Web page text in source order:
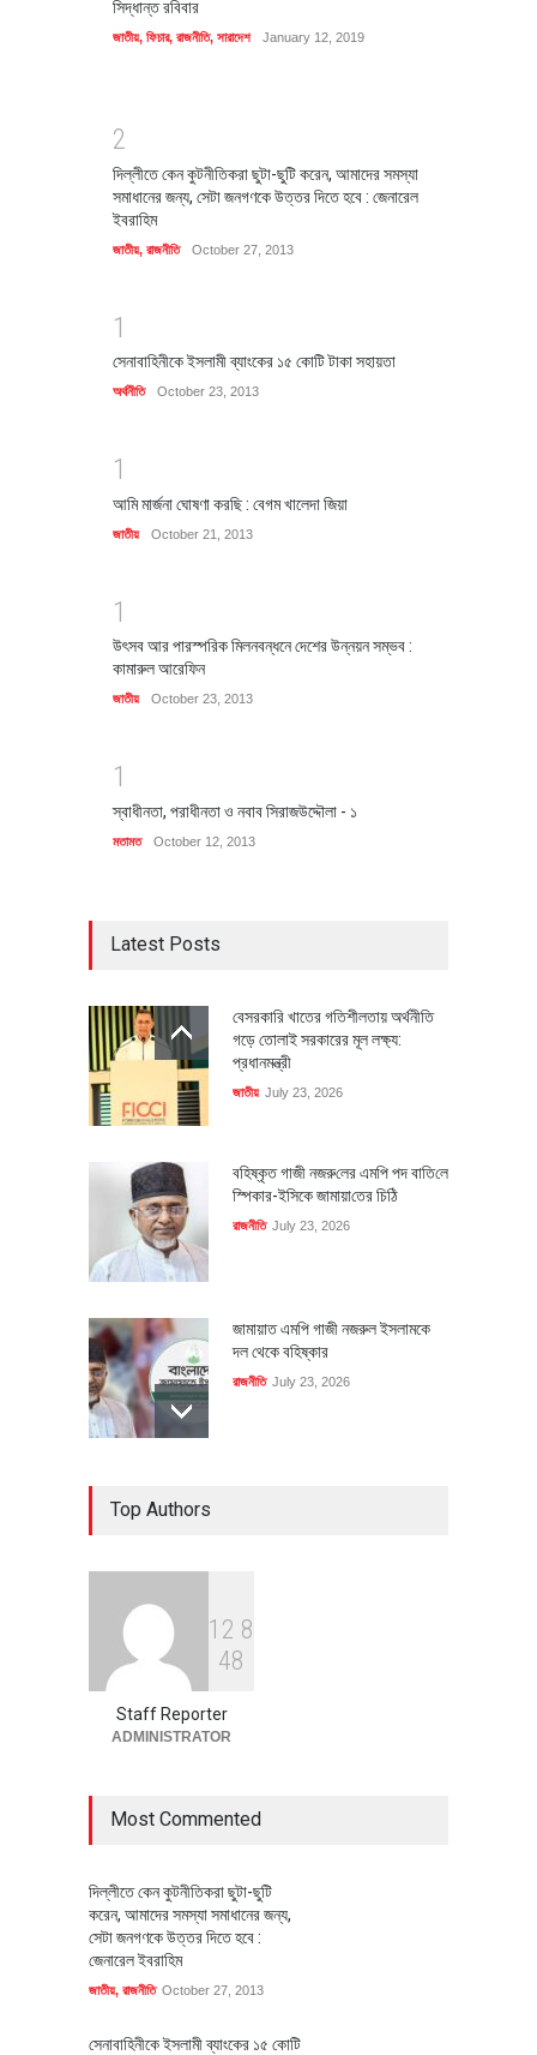
সিদ্ধান্ত রবিবার
জাতীয়, ফিচার, রাজনীতি, সারাদেশ January 12, 2019
2
দিল্লীতে কেন কুটনীতিকরা ছুটা-ছুটি করেন, আমাদের সমস্যা
সমাধানের জন্য, সেটা জনগণকে উত্তর দিতে হবে : জেনারেল
ইবরাহিম
জাতীয়, রাজনীতি October 27, 2013
1
সেনাবাহিনীকে ইসলামী ব্যাংকের ১৫ কোটি টাকা সহায়তা
অর্থনীতি October 23, 2013
1
আমি মার্জনা ঘোষণা করছি : বেগম খালেদা জিয়া
জাতীয় October 21, 2013
1
উৎসব আর পারস্পরিক মিলনবন্ধনে দেশের উন্নয়ন সম্ভব :
কামারুল আরেফিন
জাতীয় October 23, 2013
1
স্বাধীনতা, পরাধীনতা ও নবাব সিরাজউদ্দৌলা - ১
মতামত October 12, 2013
Latest Posts
বেসরকারি খাতের গতিশীলতায় অর্থনীতি
গড়ে তোলাই সরকারের মূল লক্ষ্য:
প্রধানমন্ত্রী
জাতীয় July 23, 2026
বহিষ্কৃত গাজী নজরু‌লের এম‌পি পদ বা‌তি‌লে
স্পিকার-ইসিকে জামায়া‌তের চি‌ঠি
রাজনীতি July 23, 2026
জামায়াত এমপি গাজী নজরুল ইসলামকে
দল থেকে বহিষ্কার
রাজনীতি July 23, 2026
বৈশ্বিক প্রতিযোগিতা সক্ষমতা বাড়াতে
পোশাক শিল্পে নতুন উদ্যোগ
Top Authors
1 2 8
48
Staff Reporter
ADMINISTRATOR
Most Commented
দিল্লীতে কেন কুটনীতিকরা ছুটা-ছুটি
করেন, আমাদের সমস্যা সমাধানের জন্য,
সেটা জনগণকে উত্তর দিতে হবে :
জেনারেল ইবরাহিম
জাতীয়, রাজনীতি October 27, 2013
সেনাবাহিনীকে ইসলামী ব্যাংকের ১৫ কোটি